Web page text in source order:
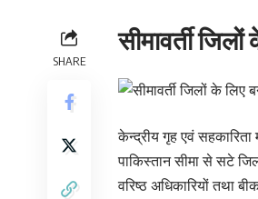
SHARE
सीमावर्ती
केन्द्रीय गृह एवं
पाकिस्तान सीमा से सटे
वरिष्ठ अधिकारियों तथा